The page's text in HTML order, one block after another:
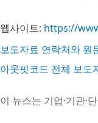
웹사이트: https://
보도자료 연락처와 원
아웃핏코드 전체 보도
이 뉴스는 기업·기관·